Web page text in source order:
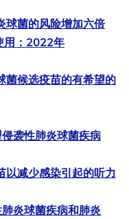
球菌的风险增加六倍
用：2022年
菌候选疫苗的有希望的
袭性肺炎球菌疾病
以减少感染引起的听力
炎球菌疾病和肺炎